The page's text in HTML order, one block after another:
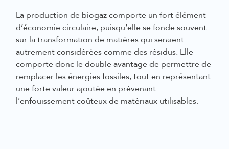
La production de biogaz comporte un fort élément
d’économie circulaire, puisqu’elle se fonde souvent
sur la transformation de matières qui seraient
autrement considérées comme des résidus. Elle
comporte donc le double avantage de permettre de
remplacer les énergies fossiles, tout en représentant
une forte valeur ajoutée en prévenant
l’enfouissement coûteux de matériaux utilisables.